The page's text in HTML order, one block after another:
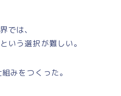
では、
いう選択が難しい。
みをつくった。